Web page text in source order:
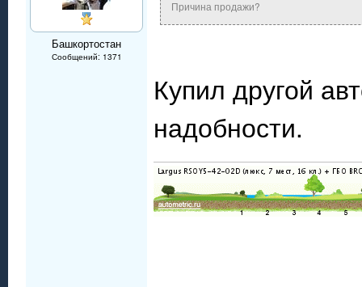
Башкортостан
Сообщений: 1371
Причина продажи?
Купил другой
надобности.